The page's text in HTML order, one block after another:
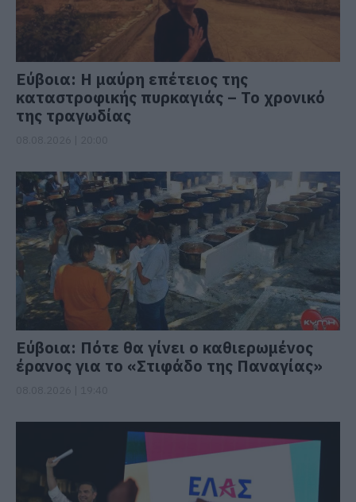
Εύβοια: Η μαύρη επέτειος της
καταστροφικής πυρκαγιάς – Το χρονικό
της τραγωδίας
Εύβοια: Πότε θα γίνει ο καθιερωμένος
έρανος για το «Στιφάδο της Παναγίας»